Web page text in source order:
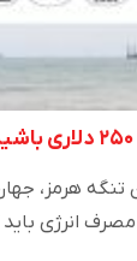
تنگه هرمز،
انرژی